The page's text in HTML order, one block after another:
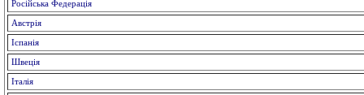
Російська Федерація
Австрія
Іспанія
Швеція
Італія